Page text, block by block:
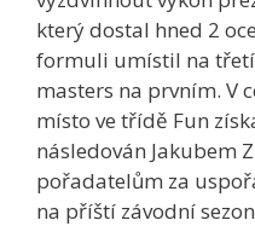
který dostal hned 2
formuli umístil na
masters na prvním. V
místo ve třídě Fun
následován Jakubem
pořadatelům za
na příští závodní